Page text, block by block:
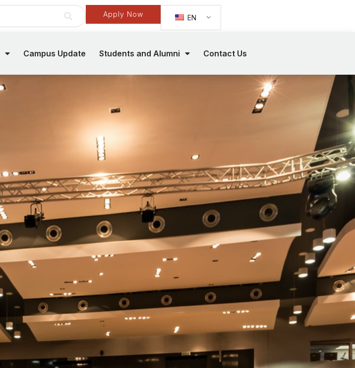
Apply Now EN
Campus Update Students and Alumni Contact Us